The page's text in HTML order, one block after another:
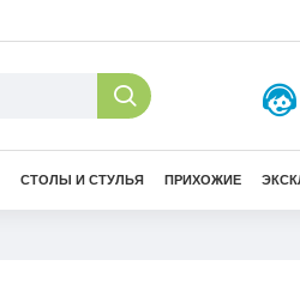
СТОЛЫ И СТУЛЬЯ ПРИХОЖИЕ